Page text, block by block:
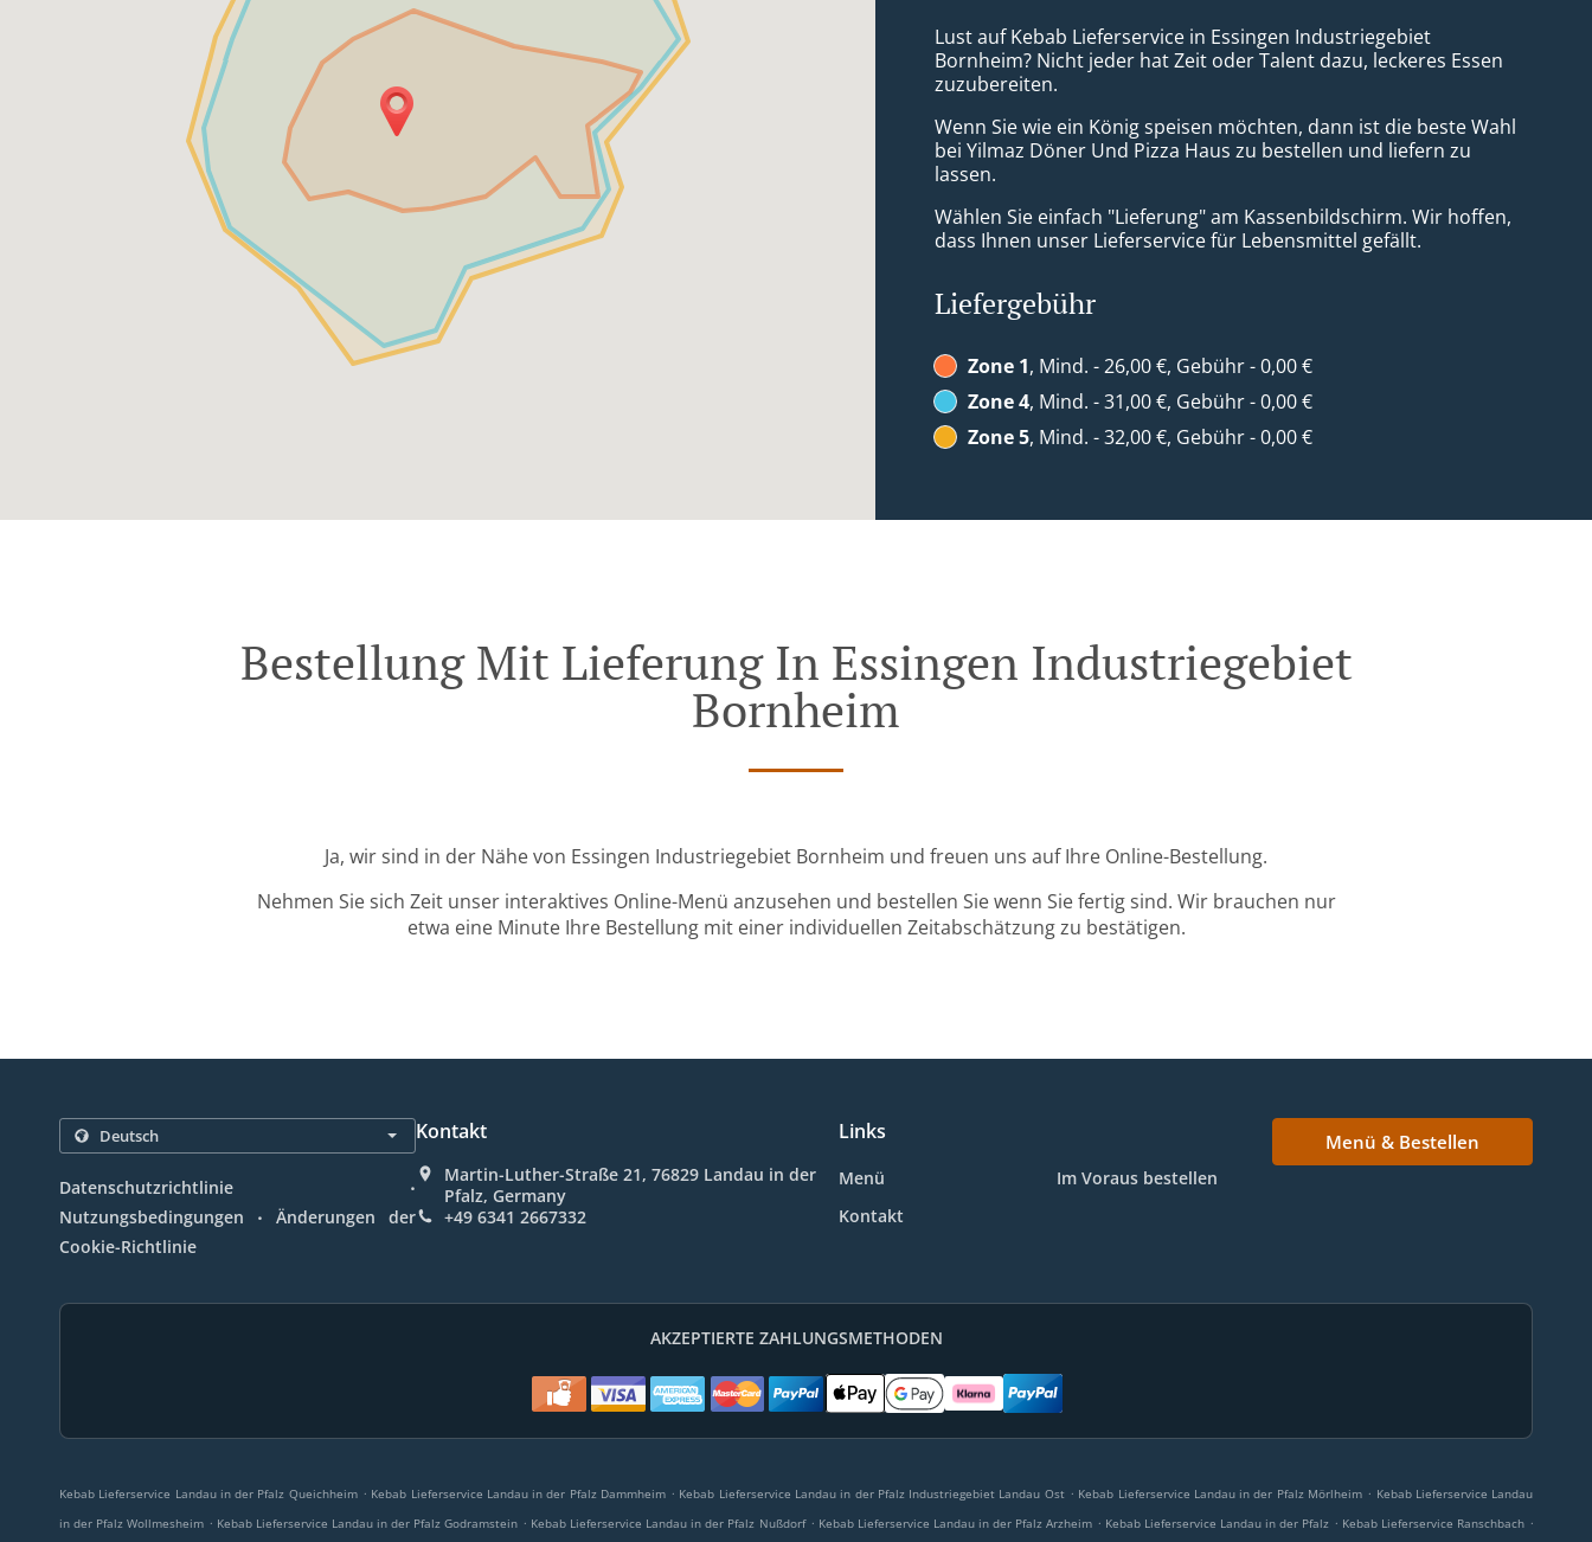
Lust auf Kebab Lieferservice in Essingen Industriegebiet
Bornheim? Nicht jeder hat Zeit oder Talent dazu, leckeres Essen
zuzubereiten.
Wenn Sie wie ein König speisen möchten, dann ist die beste Wahl
bei Yilmaz Döner Und Pizza Haus zu bestellen und liefern zu
lassen.
Wählen Sie einfach "Lieferung" am Kassenbildschirm. Wir hoffen,
dass Ihnen unser Lieferservice für Lebensmittel gefällt.
Liefergebühr
Zone 1, Mind. - 26,00 €, Gebühr - 0,00 €
Zone 4, Mind. - 31,00 €, Gebühr - 0,00 €
Zone 5, Mind. - 32,00 €, Gebühr - 0,00 €
Bestellung Mit Lieferung In Essingen Industriegebiet
Bornheim
Ja, wir sind in der Nähe von Essingen Industriegebiet Bornheim und freuen uns auf Ihre Online-Bestellung.
Nehmen Sie sich Zeit unser interaktives Online-Menü anzusehen und bestellen Sie wenn Sie fertig sind. Wir brauchen nur
etwa eine Minute Ihre Bestellung mit einer individuellen Zeitabschätzung zu bestätigen.
Datenschutzrichtlinie .
Nutzungsbedingungen .
Änderungen der
Cookie-Richtlinie
Kontakt
Martin-Luther-Straße 21, 76829 Landau in der
Pfalz, Germany
+49 6341 2667332
Links
Menü
Im Voraus bestellen
Kontakt
Menü & Bestellen
AKZEPTIERTE ZAHLUNGSMETHODEN
Kebab Lieferservice Landau in der Pfalz Queichheim . Kebab Lieferservice Landau in der Pfalz Dammheim . Kebab Lieferservice Landau in der Pfalz Industriegebiet Landau Ost . Kebab Lieferservice Landau in der Pfalz Mörlheim . Kebab Lieferservice Landau
in der Pfalz Wollmesheim . Kebab Lieferservice Landau in der Pfalz Godramstein . Kebab Lieferservice Landau in der Pfalz Nußdorf . Kebab Lieferservice Landau in der Pfalz Arzheim . Kebab Lieferservice Landau in der Pfalz . Kebab Lieferservice Ranschbach .